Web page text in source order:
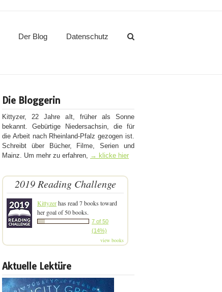
Der Blog Datenschutz
Die Bloggerin
Kittyzer, 22 Jahre alt, früher als Sonne
bekannt. Gebürtige Niedersachsin, die für
die Arbeit nach Rheinland-Pfalz gezogen ist.
Schreibt über Bücher, Filme, Serien und
Mainz. Um mehr zu erfahren, → klicke hier
2019 Reading Challenge
Kittyzerhas read 7 books toward
her goal of 50 books.
7 of 50
(14%)
view books
Aktuelle Lektüre